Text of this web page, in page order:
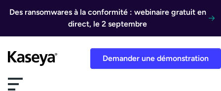
Des ransomwares à la conformité : webinaire gratuit en
direct, le 2 septembre
Demander une démonstration